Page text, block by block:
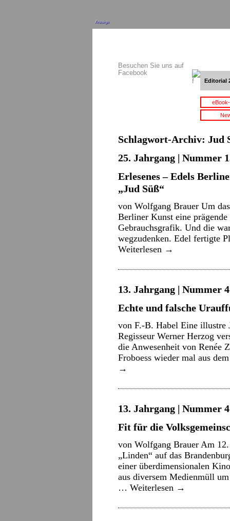
Anzeige
Besuchen Sie uns auf
Facebook
Editorial
Schlagwort-Archiv: Jud
25. Jahrgang | Nummer
Erlesenes – Edels
„Jud Süß“
von Wolfgang Brauer Um
Berliner Kunst eine
Gebrauchsgrafik. Und die
wegzudenken. Edel fertigte
Weiterlesen →
13. Jahrgang | Nummer
Echte und falsche
von F.-B. Habel Eine illustre
Regisseur Werner Herzog
die Anwesenheit von Renée
Froboess wieder mal aus
→
13. Jahrgang | Nummer
Fit für die
von Wolfgang Brauer Am
„Linden“ auf das
einer überdimensionalen
aus diversem Medienmüll
… Weiterlesen →